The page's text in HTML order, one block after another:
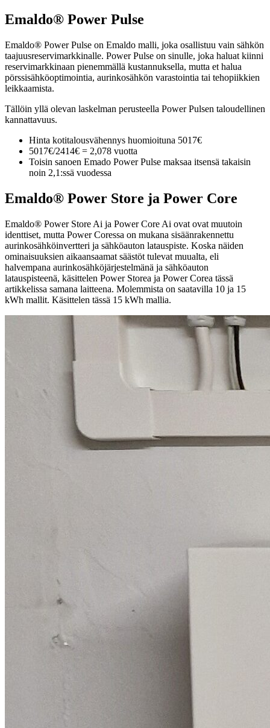
Emaldo® Power Pulse
Emaldo® Power Pulse on Emaldo malli, joka osallistuu vain sähkön
taajuusreservimarkkinalle. Power Pulse on sinulle, joka haluat kiinni
reservimarkkinaan pienemmällä kustannuksella, mutta et halua
pörssisähköoptimointia, aurinkosähkön varastointia tai tehopiikkien
leikkaamista.
Tällöin yllä olevan laskelman perusteella Power Pulsen taloudellinen
kannattavuus.
Hinta kotitalousvähennys huomioituna 5017€
5017€/2414€ = 2,078 vuotta
Toisin sanoen Emado Power Pulse maksaa itsensä takaisin
noin 2,1:ssä vuodessa
Emaldo® Power Store ja Power Core
Emaldo® Power Store Ai ja Power Core Ai ovat ovat muutoin
identtiset, mutta Power Coressa on mukana sisäänrakennettu
aurinkosähköinvertteri ja sähköauton latauspiste. Koska näiden
ominaisuuksien aikaansaamat säästöt tulevat muualta, eli
halvempana aurinkosähköjärjestelmänä ja sähköauton
latauspisteenä, käsittelen Power Storea ja Power Corea tässä
artikkelissa samana laitteena. Molemmista on saatavilla 10 ja 15
kWh mallit. Käsittelen tässä 15 kWh mallia.